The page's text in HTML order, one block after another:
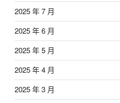
2025 年 7 月
2025 年 6 月
2025 年 5 月
2025 年 4 月
2025 年 3 月